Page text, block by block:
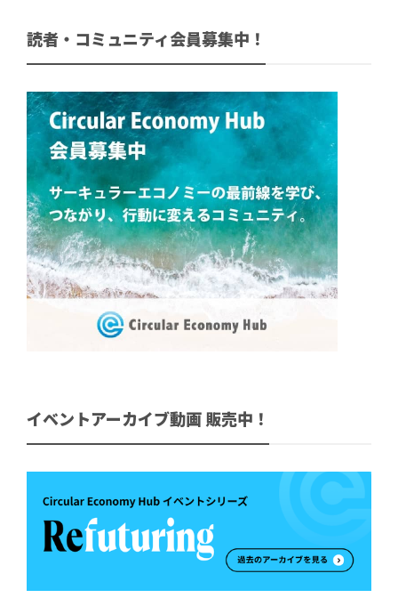
読者・コミュニティ会員募集中！
イベントアーカイブ動画 販売中！